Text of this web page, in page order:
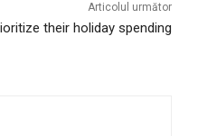
Articolul următor
their holiday spending